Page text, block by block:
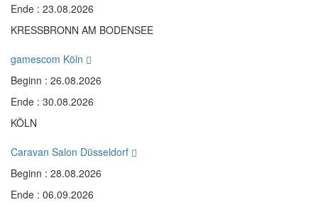
Ende : 23.08.2026
KRESSBRONN AM BODENSEE
gamescom Köln
Beginn : 26.08.2026
Ende : 30.08.2026
KÖLN
Caravan Salon Düsseldorf
Beginn : 28.08.2026
Ende : 06.09.2026